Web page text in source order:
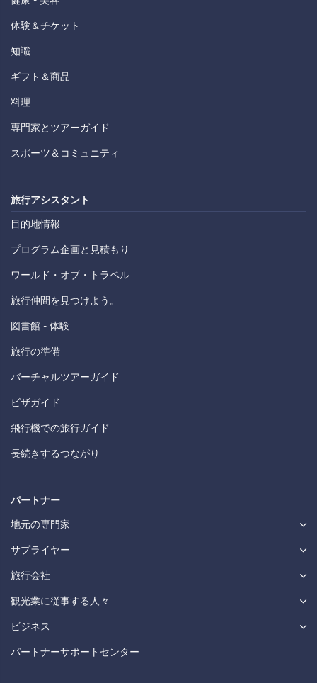
体験＆チケット
知識
ギフト＆商品
料理
専門家とツアーガイド
スポーツ＆コミュニティ
旅行アシスタント
目的地情報
プログラム企画と見積もり
ワールド・オブ・トラベル
旅行仲間を見つけよう。
図書館 - 体験
旅行の準備
バーチャルツアーガイド
ビザガイド
飛行機での旅行ガイド
長続きするつながり
パートナー
地元の専門家
サプライヤー
旅行会社
観光業に従事する人々
ビジネス
パートナーサポートセンター